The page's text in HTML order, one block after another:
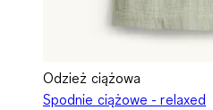
Odzież ciążowa
Spodnie ciążowe - relaxed